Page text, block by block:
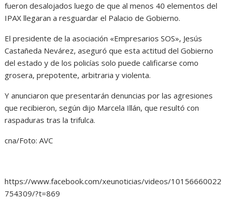
fueron desalojados luego de que al menos 40 elementos del
IPAX llegaran a resguardar el Palacio de Gobierno.
El presidente de la asociación «Empresarios SOS», Jesús
Castañeda Nevárez, aseguró que esta actitud del Gobierno
del estado y de los policías solo puede calificarse como
grosera, prepotente, arbitraria y violenta.
Y anunciaron que presentarán denuncias por las agresiones
que recibieron, según dijo Marcela Illán, que resultó con
raspaduras tras la trifulca.
cna/Foto: AVC
https://www.facebook.com/xeunoticias/videos/10156660022
754309/?t=869